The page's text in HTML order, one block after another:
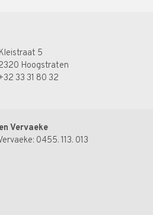
Kleistraat 5
Hoogstraten
33 31 80 32
Vervaeke
0455. 113. 013